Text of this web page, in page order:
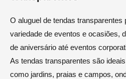
O aluguel de tendas
variedade de eventos e ocasiões,
de aniversário até eventos
As tendas transparentes são
como jardins, praias e campos,